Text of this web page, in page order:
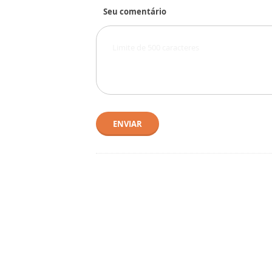
Seu comentário
ENVIAR